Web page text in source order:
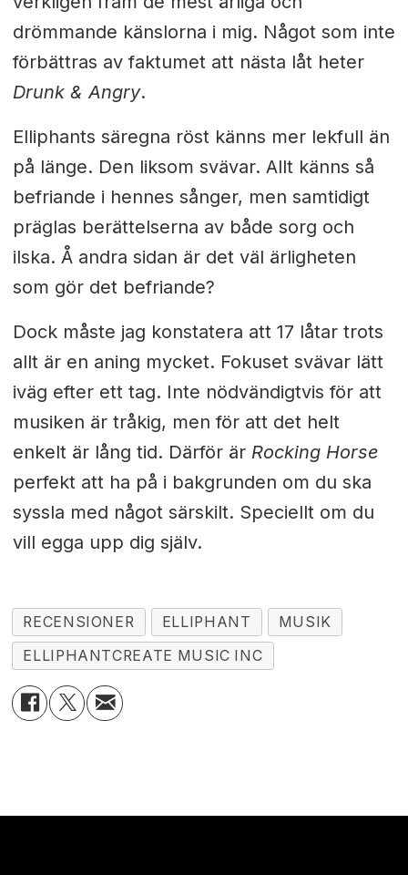
drömmande känslorna i mig. Något som inte
förbättras av faktumet att nästa låt heter
Drunk & Angry.
Elliphants säregna röst känns mer lekfull än
på länge. Den liksom svävar. Allt känns så
befriande i hennes sånger, men samtidigt
präglas berättelserna av både sorg och
ilska. Å andra sidan är det väl ärligheten
som gör det befriande?
Dock måste jag konstatera att 17 låtar trots
allt är en aning mycket. Fokuset svävar lätt
iväg efter ett tag. Inte nödvändigtvis för att
musiken är tråkig, men för att det helt
enkelt är lång tid. Därför är Rocking Horse
perfekt att ha på i bakgrunden om du ska
syssla med något särskilt. Speciellt om du
vill egga upp dig själv.
RECENSIONER ELLIPHANT
MUSIK
ELLIPHANTCREATE MUSIC INC